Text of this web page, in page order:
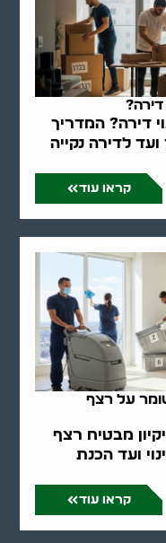
דירה? המדריך
לדירה נקייה
קראו עוד
על רצף
מבטיח רצף
ועד הכנת
קראו עוד